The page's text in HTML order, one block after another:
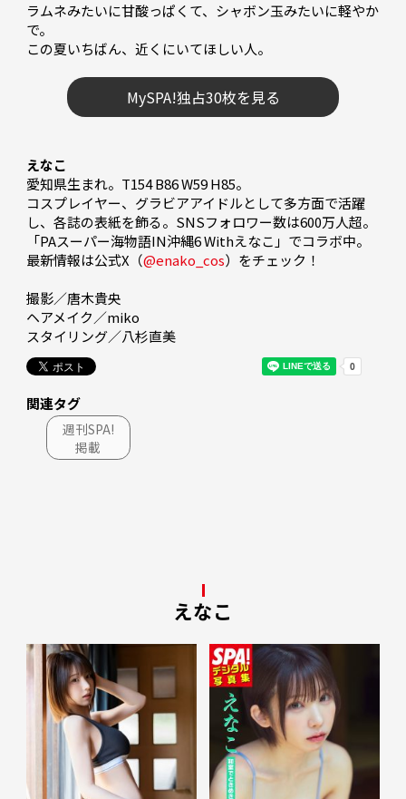
ラムネみたいに甘酸っぱくて、シャボン玉みたいに軽やか
で。
この夏いちばん、近くにいてほしい人――。
MySPA!独占30枚を見る
えなこ
愛知県生まれ。T154 B86 W59 H85。
コスプレイヤー、グラビアアイドルとして多方面で活躍
し、各誌の表紙を飾る。SNSフォロワー数は600万人超。
「PAスーパー海物語IN沖縄6 Withえなこ」でコラボ中。
最新情報は公式X（@enako_cos）をチェック！
撮影／唐木貴央
ヘアメイク／miko
スタイリング／八杉直美
関連タグ
週刊SPA!
掲載
えなこ